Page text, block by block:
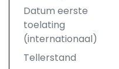
Datum eerste
toelating
(internationaal)
Tellerstand